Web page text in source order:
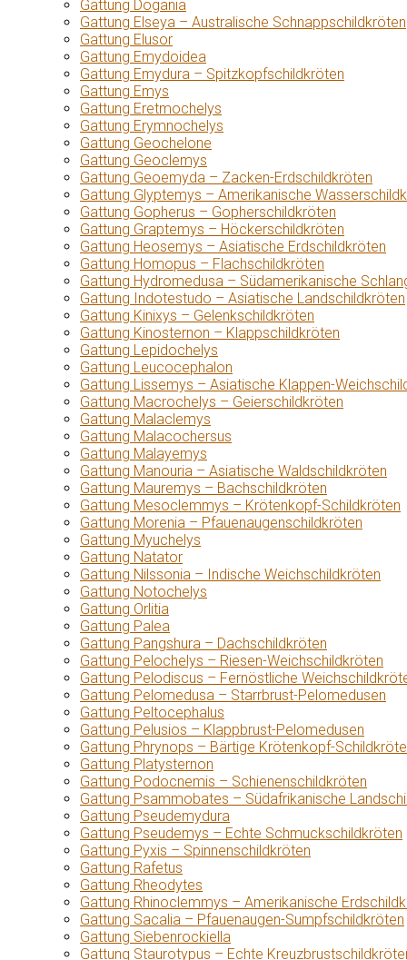
Gattung Dogania
Gattung Elseya – Australische Schnappschildkröten
Gattung Elusor
Gattung Emydoidea
Gattung Emydura – Spitzkopfschildkröten
Gattung Emys
Gattung Eretmochelys
Gattung Erymnochelys
Gattung Geochelone
Gattung Geoclemys
Gattung Geoemyda – Zacken-Erdschildkröten
Gattung Glyptemys – Amerikanische
Gattung Gopherus – Gopherschildkröten
Gattung Graptemys – Höckerschildkröten
Gattung Heosemys – Asiatische Erdschildkröten
Gattung Homopus – Flachschildkröten
Gattung Hydromedusa – Südamerikanische
Gattung Indotestudo – Asiatische Landschildkröten
Gattung Kinixys – Gelenkschildkröten
Gattung Kinosternon – Klappschildkröten
Gattung Lepidochelys
Gattung Leucocephalon
Gattung Lissemys – Asiatische Klappen-
Gattung Macrochelys – Geierschildkröten
Gattung Malaclemys
Gattung Malacochersus
Gattung Malayemys
Gattung Manouria – Asiatische Waldschildkröten
Gattung Mauremys – Bachschildkröten
Gattung Mesoclemmys – Krötenkopf-Schildkröten
Gattung Morenia – Pfauenaugenschildkröten
Gattung Myuchelys
Gattung Natator
Gattung Nilssonia – Indische Weichschildkröten
Gattung Notochelys
Gattung Orlitia
Gattung Palea
Gattung Pangshura – Dachschildkröten
Gattung Pelochelys – Riesen-Weichschildkröten
Gattung Pelodiscus – Fernöstliche
Gattung Pelomedusa – Starrbrust-Pelomedusen
Gattung Peltocephalus
Gattung Pelusios – Klappbrust-Pelomedusen
Gattung Phrynops – Bärtige Krötenkopf-
Gattung Platysternon
Gattung Podocnemis – Schienenschildkröten
Gattung Psammobates – Südafrikanische
Gattung Pseudemydura
Gattung Pseudemys – Echte Schmuckschildkröten
Gattung Pyxis – Spinnenschildkröten
Gattung Rafetus
Gattung Rheodytes
Gattung Rhinoclemmys – Amerikanische
Gattung Sacalia – Pfauenaugen-Sumpfschildkröten
Gattung Siebenrockiella
Gattung Staurotypus – Echte